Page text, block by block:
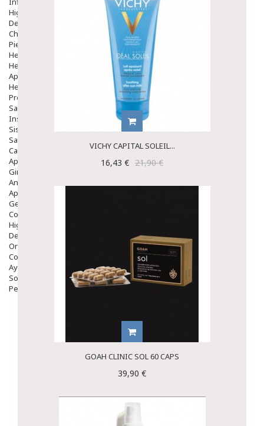
Higiene Oido
Deshabituación Tabaquismo
Chicles
Piel
Herpes Y Hongos
Heridas Y úlceras
Aparato Genital
Hemorroides
Protectores Y Emolientes
Salud
Insomnio
Sistema Nervioso
Salud Bucodental
Capilar
Apósitos
Ginecología
Anticonceptivos
Aparato Genital
Gente Mayor
Cosmética
Higiene
Dentales
Ortopedia
Complementos Nutricionales.
Ayudas
Solares
Pedido express
VICHY CAPITAL SOLEIL...
16,43 € 21,90 €
GOAH CLINIC SOL 60 CAPS
39,90 €